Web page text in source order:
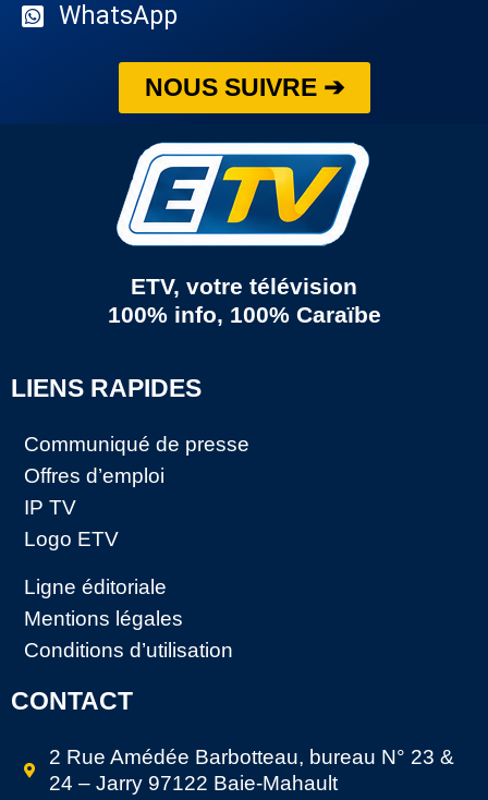
WhatsApp
NOUS SUIVRE ➔
ETV, votre télévision
100% info, 100% Caraïbe
LIENS RAPIDES
Communiqué de presse
Offres d’emploi
IP TV
Logo ETV
Ligne éditoriale
Mentions légales
Conditions d’utilisation
CONTACT
2 Rue Amédée Barbotteau, bureau N° 23 &
24 – Jarry 97122 Baie-Mahault